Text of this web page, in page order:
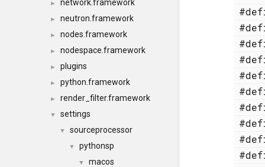
► network.framework
► neutron.framework
► nodes.framework
► nodespace.framework
► plugins
► python.framework
► render_filter.framework
▼ settings
▼ sourceprocessor
▼ pythonsp
▼ macos